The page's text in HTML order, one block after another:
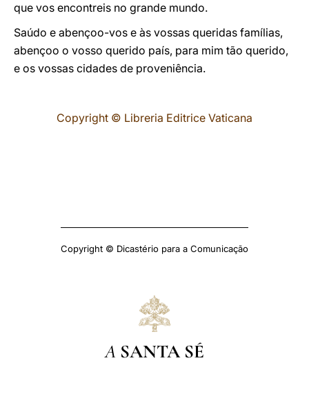
que vos encontreis no grande mundo.
Saúdo e abençoo-vos e às vossas queridas famílias,
abençoo o vosso querido país, para mim tão querido,
e os vossas cidades de proveniência.
Copyright © Libreria Editrice Vaticana
Copyright © Dicastério para a Comunicação
A SANTA SÉ